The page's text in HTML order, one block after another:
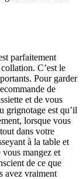
parfaitement
C’est le
Pour garder
de
et de vous
grignotage est qu’il
lorsque vous
dans votre
à la table et
vous mangez et
de ce que
avez vraiment